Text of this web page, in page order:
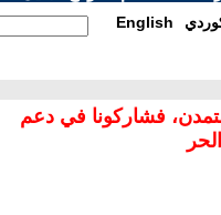
English
فشاركونا في دعم